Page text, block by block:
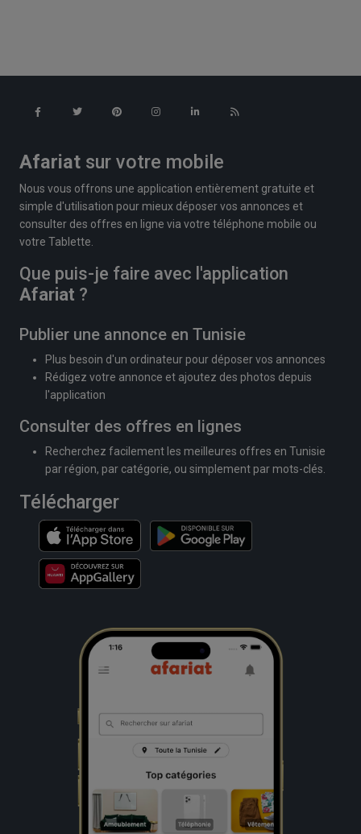
Afariat sur votre mobile
Nous vous offrons une application entièrement gratuite et
simple d'utilisation pour mieux déposer vos annonces et
consulter des offres en ligne via votre téléphone mobile ou
votre Tablette.
Que puis-je faire avec l'application
Afariat ?
Publier une annonce en Tunisie
Plus besoin d'un ordinateur pour déposer vos annonces
Rédigez votre annonce et ajoutez des photos depuis
l'application
Consulter des offres en lignes
Recherchez facilement les meilleures offres en Tunisie
par région, par catégorie, ou simplement par mots-clés.
Télécharger